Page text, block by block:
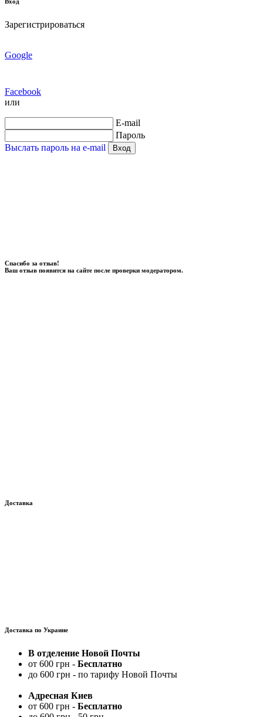
Зарегистрироваться
Google
Facebook
или
E-mail
Пароль
Выслать пароль на e-mail
Вход
Спасибо за отзыв!
Ваш отзыв появится на сайте после проверки модератором.
Доставка
Доставка по Украине
В отделение Новой Почты
от 600 грн - Бесплатно
до 600 грн - по тарифу Новой Почты
Адресная Киев
от 600 грн - Бесплатно